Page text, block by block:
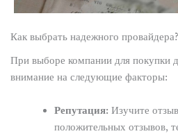
Как выбрать надежного провайдера?
При выборе компании для покупки
внимание на следующие факторы:
Репутация: Изучите
положительных отзывов,